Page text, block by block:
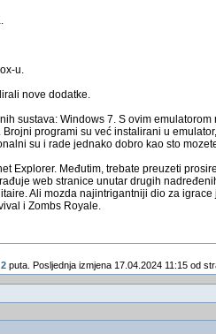
u.
nove dodatke.
sustava: Windows 7. S ovim emulatorom
programi su već instalirani u
su i rade jednako dobro kao sto
Explorer. Međutim, trebate preuzeti
web stranice unutar drugih
Ali mozda najintrigantniji dio za igrace
i Zombs Royale.
2 puta. Posljednja izmjena 17.04.2024 11:15 od